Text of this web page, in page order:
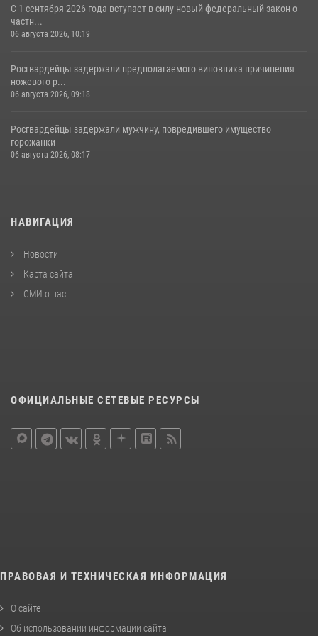
С 1 сентября 2026 года вступает в силу новый федеральный закон о
частн...
06 августа 2026, 10:19
Росгвардейцы задержали предполагаемого виновника причинения
ножевого р...
06 августа 2026, 09:18
Росгвардейцы задержали мужчину, повредившего имущество
горожанки
06 августа 2026, 08:17
НАВИГАЦИЯ
Новости
Карта сайта
СМИ о нас
ОФИЦИАЛЬНЫЕ СЕТЕВЫЕ РЕСУРСЫ
ПРАВОВАЯ И ТЕХНИЧЕСКАЯ ИНФОРМАЦИЯ
О сайте
Об использовании информации сайта